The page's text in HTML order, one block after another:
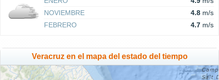
NOVIEMBRE
4.8 m/s
FEBRERO
4.7 m/s
Veracruz en el mapa del estado del tiempo